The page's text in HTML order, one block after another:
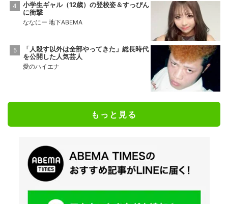
小学生ギャル（12歳）の登校姿＆すっぴん
に衝撃
ななにー 地下ABEMA
「人殺す以外は全部やってきた」総長時代
を公開した人気芸人
愛のハイエナ
もっと見る